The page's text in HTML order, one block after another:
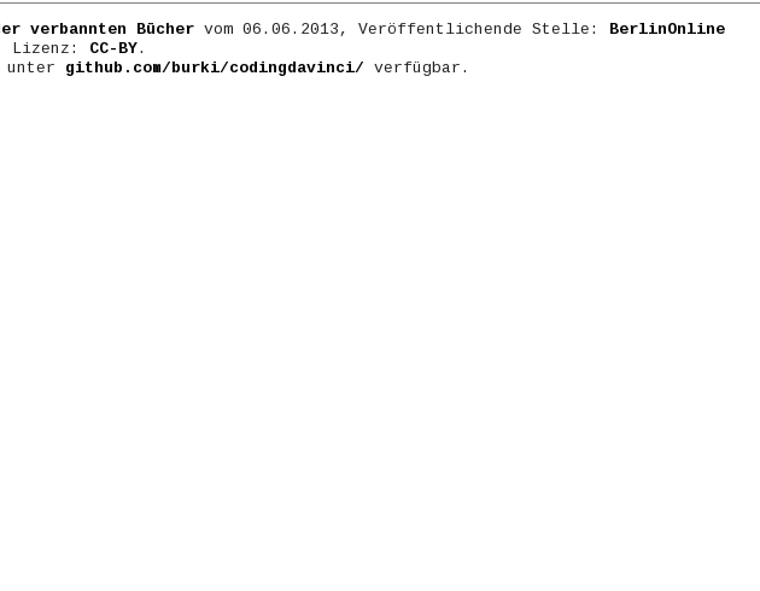
verbannten Büchervom 06.06.2013, Veröffentlichende Stelle:
BerlinOnline
Lizenz: CC-BY.
unter github.com/burki/codingdavinci/ verfügbar.